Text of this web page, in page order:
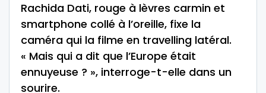
Rachida Dati, rouge à lèvres carmin et
smartphone collé à l’oreille, fixe la
caméra qui la filme en travelling latéral.
« Mais qui a dit que l’Europe était
ennuyeuse ? », interroge-t-elle dans un
sourire.